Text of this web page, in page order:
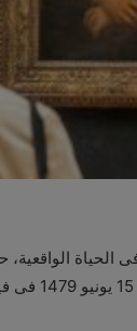
الحياة
الموناليزا